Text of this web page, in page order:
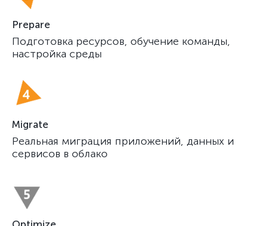
Prepare
Подготовка ресурсов, обучение команды,
настройка среды
Migrate
Реальная миграция приложений, данных и
сервисов в облако